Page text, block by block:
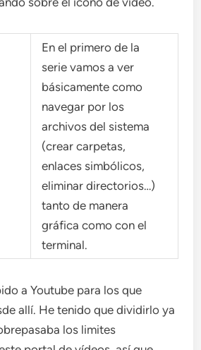
En el primero de la
serie vamos a ver
básicamente como
navegar por los
archivos del sistema
(crear carpetas,
enlaces simbólicos,
eliminar directorios…)
tanto de manera
gráfica como con el
terminal.
a Youtube para los que
allí. He tenido que dividirlo ya
los limites